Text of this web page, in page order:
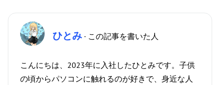
ひとみ · この記事を書いた人
こんにちは、2023年に入社したひとみです。子供
の頃からパソコンに触れるのが好きで、身近な人